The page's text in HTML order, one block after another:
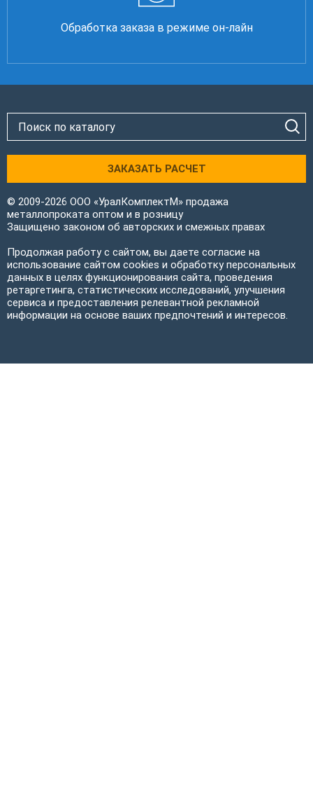
Обработка заказа в режиме он-лайн
ЗАКАЗАТЬ РАСЧЕТ
© 2009-2026 ООО «УралКомплектМ» продажа
металлопроката оптом и в розницу
Защищено законом об авторских и смежных правах
Продолжая работу с сайтом, вы даете согласие на
использование сайтом cookies и обработку персональных
данных в целях функционирования сайта, проведения
ретаргетинга, статистических исследований, улучшения
сервиса и предоставления релевантной рекламной
информации на основе ваших предпочтений и интересов.